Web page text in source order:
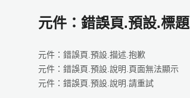
元件：錯誤頁.預設.標題
元件：錯誤頁.預設.描述.抱歉
元件：錯誤頁.預設.說明.頁面無法顯示
元件：錯誤頁.預設.說明.請重試